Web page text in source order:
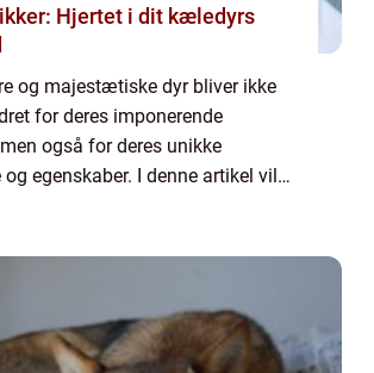
Hjertet i dit kæledyrs
og majestætiske dyr bliver ikke
for deres imponerende
også for deres unikke
og egenskaber. I denne artikel vil